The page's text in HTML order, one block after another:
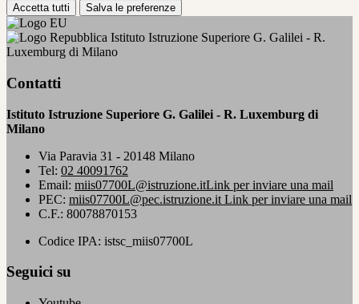
Accetta tutti Salva le preferenze
Istituto Istruzione Superiore G. Galilei - R.
Luxemburg di Milano
Contatti
Istituto Istruzione Superiore G. Galilei - R. Luxemburg di
Milano
Via Paravia 31 - 20148 Milano
Tel: 02 40091762
Email: miis07700L@istruzione.itLink per inviare una mail
PEC: miis07700L@pec.istruzione.it Link per inviare una mail
C.F.: 80078870153
Codice IPA: istsc_miis07700L
Seguici su